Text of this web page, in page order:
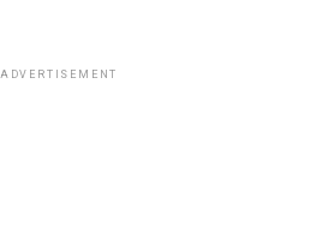
ADVERTISEMENT